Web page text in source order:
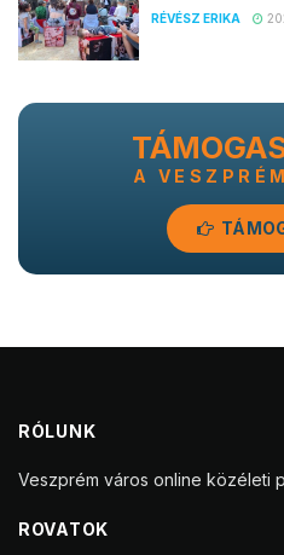
RÉVÉSZ ERIKA
A
RÓLUNK
Veszprém város online közéleti
ROVATOK